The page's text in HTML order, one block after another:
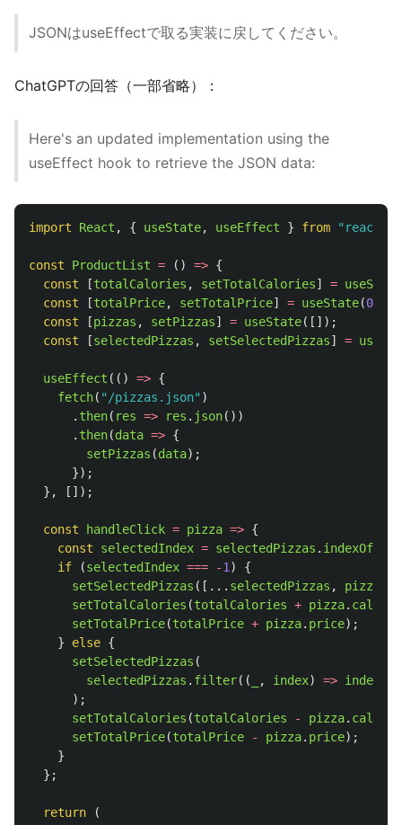
JSONはuseEffectで取る実装に戻してください。
ChatGPTの回答（一部省略）：
Here's an updated implementation using the
useEffect hook to retrieve the JSON data:
import React , { useState, useEffect } from " react
const ProductList = () => {
const
[totalCalories , setTotalCalories] = useState
const
[totalPrice, setTotalPrice] = useState(0
const
[pizzas , setPizzas] = useState([]);
const
[selectedPizzas , setSelectedPizzas] =
useEffect (() => {
fetch( " /pizzas.json" )
. then( res => res . json())
. then(data => {
setPizzas (data);
});
},
[]);
const handleClick = pizza => {
const
selectedIndex = selectedPizzas . indexOf
if
(selectedIndex === -1 )
{
setSelectedPizzas ([... selectedPizzas , pizza
setTotalCalories (totalCalories + pizza.
setTotalPrice(totalPrice + pizza. price);
}
else {
setSelectedPizzas (
selectedPizzas . filter(( , index) => index
);
setTotalCalories (totalCalories - pizza.
setTotalPrice(totalPrice - pizza. price);
}
};
return
(